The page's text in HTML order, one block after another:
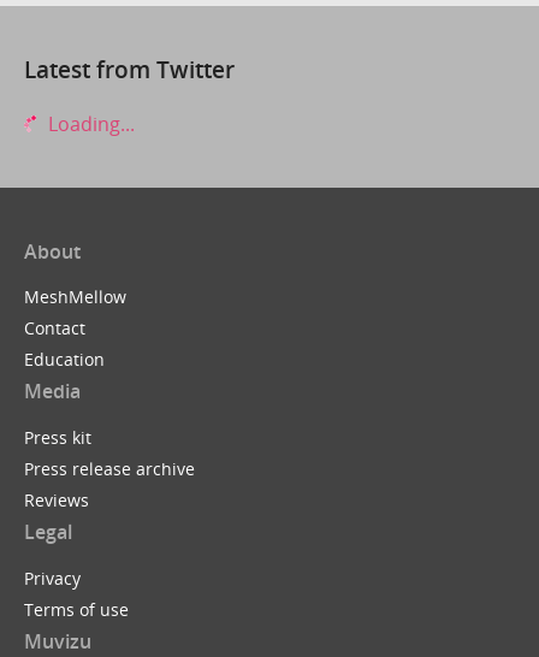
Latest from Twitter
Loading...
About
MeshMellow
Contact
Education
Media
Press kit
Press release archive
Reviews
Legal
Privacy
Terms of use
Muvizu